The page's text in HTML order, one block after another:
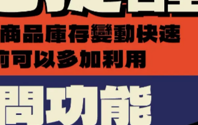
安全帽內的太陽眼鏡，採用抗UV400鏡
除體表溼氣，保持涼爽乾燥。
通風效率。